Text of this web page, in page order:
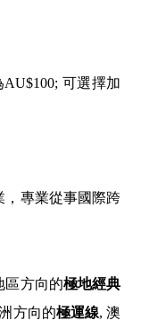
可選擇加
，專業從事國際跨
區方向的極地經典
方向的極運線, 澳